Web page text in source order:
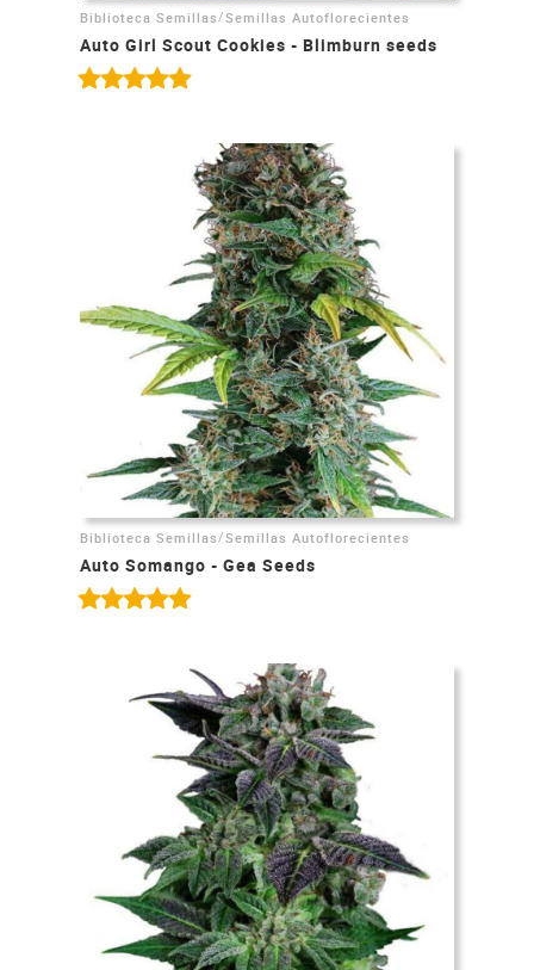
Biblioteca Semillas /Semillas Autoflorecientes
Auto Girl Scout Cookies - Blimburn seeds
Biblioteca Semillas/Semillas Autoflorecientes
Auto Somango - Gea Seeds